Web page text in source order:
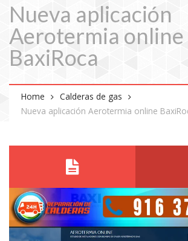
Nueva aplicación
Aerotermia online
BaxiRoca
Home
Calderas de gas
Nueva aplicación Aerotermia online